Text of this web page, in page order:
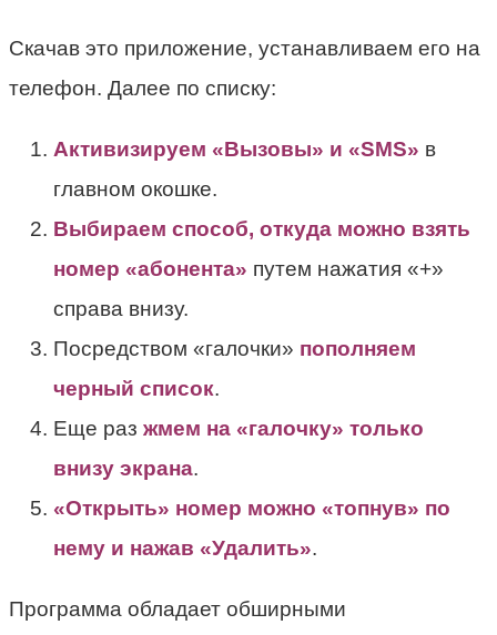
Скачав это приложение, устанавливаем его на
телефон. Далее по списку:
Активизируем «Вызовы» и «SMS» в
главном окошке.
Выбираем способ, откуда можно взять
номер «абонента» путем нажатия «+»
справа внизу.
Посредством «галочки» пополняем
черный список.
Еще раз жмем на «галочку» только
внизу экрана.
«Открыть» номер можно «топнув» по
нему и нажав «Удалить».
Программа обладает обширными